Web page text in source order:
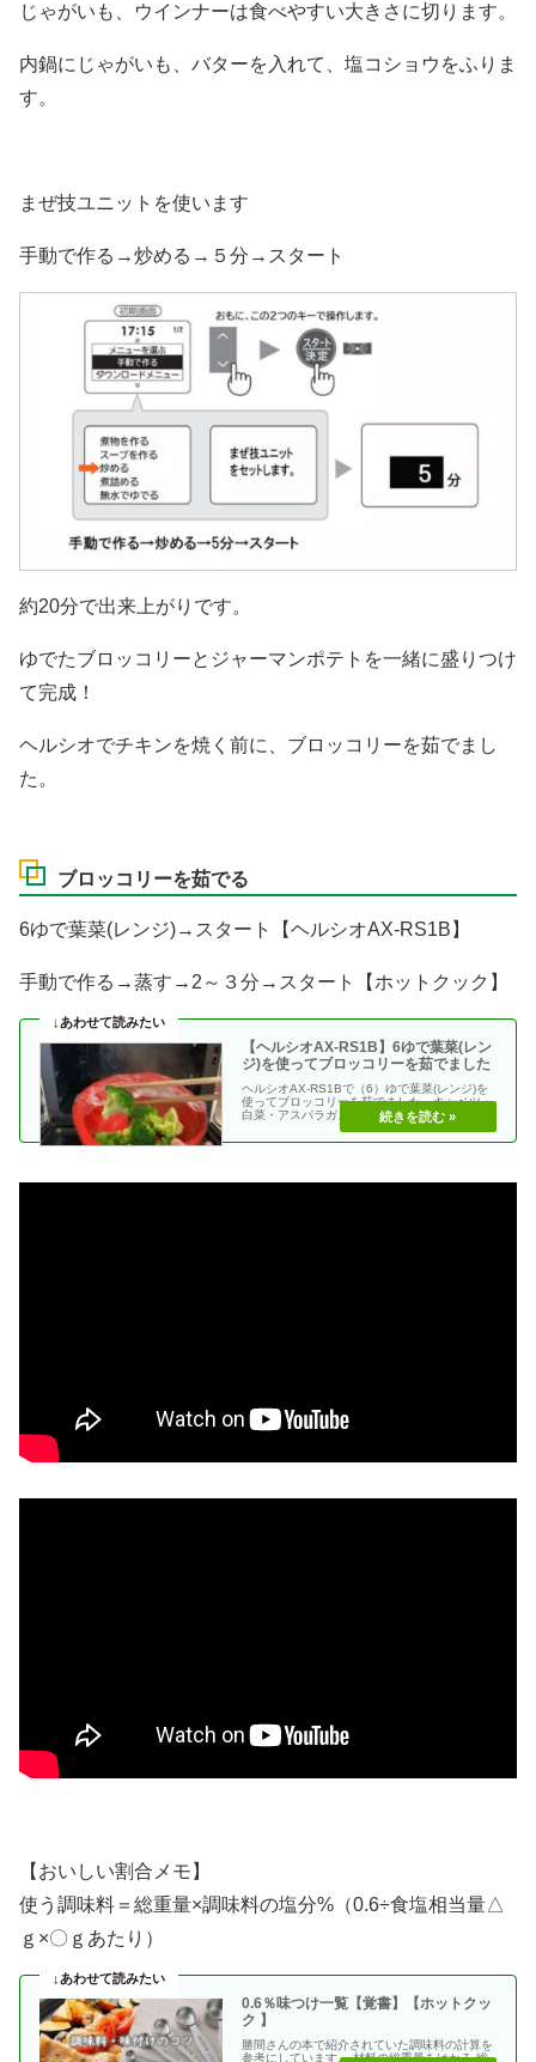
じゃがいも、ウインナーは食べやすい大きさに切ります。
内鍋にじゃがいも、バターを入れて、塩コショウをふりま
す。
まぜ技ユニットを使います
手動で作る→炒める→５分→スタート
約20分で出来上がりです。
ゆでたブロッコリーとジャーマンポテトを一緒に盛りつけ
て完成！
ヘルシオでチキンを焼く前に、ブロッコリーを茹でまし
た。
ブロッコリーを茹でる
6ゆで葉菜(レンジ)→スタート【ヘルシオAX-RS1B】
手動で作る→蒸す→2～３分→スタート【ホットクック】
【ヘルシオAX-RS1B】6ゆで葉菜(レン
ジ)を使ってブロッコリーを茹でました
ヘルシオAX-RS1Bで（6）ゆで葉菜(レンジ)を
使ってブロッコリーを茹でました。キャベツ・
白菜・アスパラガス・ほうれん草・小松菜など
【おいしい割合メモ】
使う調味料＝総重量×調味料の塩分%（0.6÷食塩相当量△
ｇ×〇ｇあたり）
0.6％味つけ一覧【覚書】【ホットクッ
ク 】
勝間さんの本で紹介されていた調味料の計算を
参考にしています。 材料の総重量をはかる 総